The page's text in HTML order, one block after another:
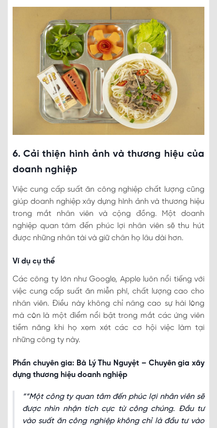
6. Cải thiện hình ảnh và thương hiệu của
doanh nghiệp
Việc cung cấp suất ăn công nghiệp chất lượng cũng
giúp doanh nghiệp xây dựng hình ảnh và thương hiệu
trong mắt nhân viên và cộng đồng. Một doanh
nghiệp quan tâm đến phúc lợi nhân viên sẽ thu hút
được những nhân tài và giữ chân họ lâu dài hơn.
Ví dụ cụ thể
Các công ty lớn như Google, Apple luôn nổi tiếng với
việc cung cấp suất ăn miễn phí, chất lượng cao cho
nhân viên. Điều này không chỉ nâng cao sự hài lòng
mà còn là một điểm nổi bật trong mắt các ứng viên
tiềm năng khi họ xem xét các cơ hội việc làm tại
những công ty này.
Phần chuyên gia: Bà Lý Thu Nguyệt – Chuyên gia xây
dựng thương hiệu doanh nghiệp
“Một công ty quan tâm đến phúc lợi nhân viên sẽ
được nhìn nhận tích cực từ công chúng. Đầu tư
vào suất ăn công nghiệp không chỉ là đầu tư vào